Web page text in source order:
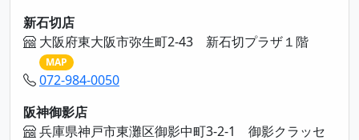
新石切店
大阪府東大阪市弥生町2-43 新石切プラザ１階
MAP
072-984-0050
阪神御影店
兵庫県神戸市東灘区御影中町3-2-1 御影クラッセ